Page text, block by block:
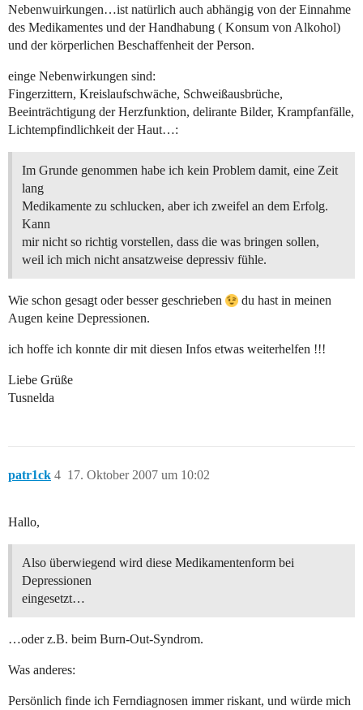
Nebenwuirkungen…ist natürlich auch abhängig von der Einnahme
des Medikamentes und der Handhabung ( Konsum von Alkohol)
und der körperlichen Beschaffenheit der Person.
einge Nebenwirkungen sind:
Fingerzittern, Kreislaufschwäche, Schweißausbrüche,
Beeinträchtigung der Herzfunktion, delirante Bilder, Krampfanfälle,
Lichtempfindlichkeit der Haut…:
Im Grunde genommen habe ich kein Problem damit, eine Zeit
lang
Medikamente zu schlucken, aber ich zweifel an dem Erfolg.
Kann
mir nicht so richtig vorstellen, dass die was bringen sollen,
weil ich mich nicht ansatzweise depressiv fühle.
Wie schon gesagt oder besser geschrieben
du hast in meinen
Augen keine Depressionen.
ich hoffe ich konnte dir mit diesen Infos etwas weiterhelfen !!!
Liebe Grüße
Tusnelda
patr1ck 17. Oktober 2007 um 10:02
4
Hallo,
Also überwiegend wird diese Medikamentenform bei
Depressionen
eingesetzt…
…oder z.B. beim Burn-Out-Syndrom.
Was anderes:
Persönlich finde ich Ferndiagnosen immer riskant, und würde mich